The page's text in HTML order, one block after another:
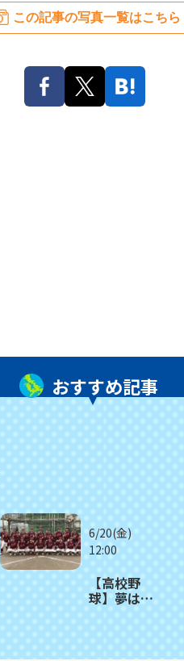
この記事の写真一覧はこちら
おすすめ記事
6/20(金)
12:00
【高校野
球】夢は甲